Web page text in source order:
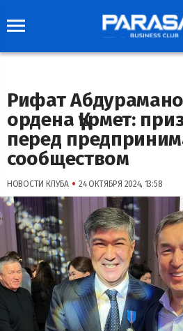
Рифат
ордена Құрмет:
перед
сообществом
НОВОСТИ КЛУБА • 24 ОКТЯБРЯ 2024, 13:58